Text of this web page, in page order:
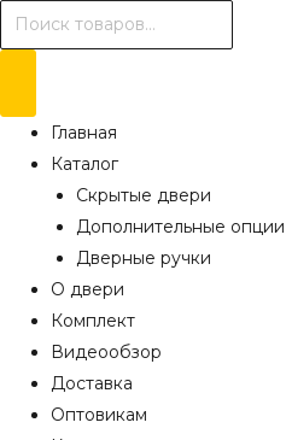
Поиск
товаров
Главная
Каталог
Скрытые двери
Дополнительные опции
Дверные ручки
О двери
Комплект
Видеообзор
Доставка
Оптовикам